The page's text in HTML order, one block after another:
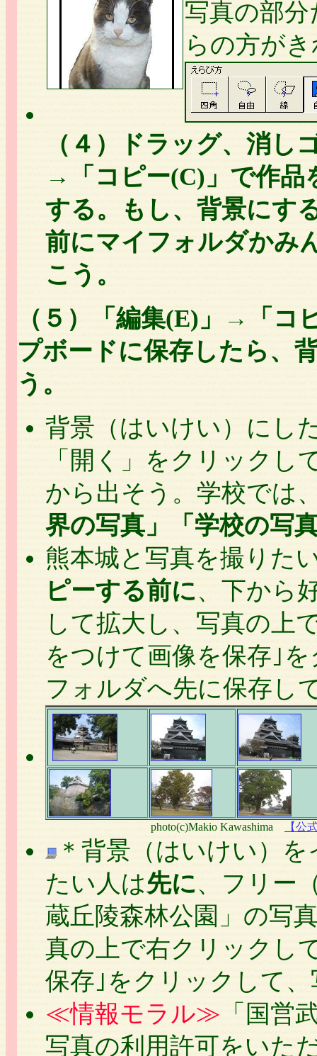
写真の部
らの方が
（４）ドラッグ、消し
→「コピー(C)」で作品
する。もし、背景にす
前にマイフォルダかみ
こう。
（５）「編集(E)」→「コ
プボードに保存したら、
う。
背景（はいけい）にし
「開く」をクリックし
から出そう。学校では
界の写真」「学校の写
熊本城と写真を撮りた
ピーする前に、下から
して拡大し、写真の上
をつけて画像を保存｣
フォルダへ先に保存し
photo(c)Makio Kawashima 【公
＊背景（はいけい）
たい人は先に、フリー
蔵丘陵森林公園」の写
真の上で右クリックし
保存｣をクリックして
≪情報モラル≫ 「国営
写真の利用許可をいた